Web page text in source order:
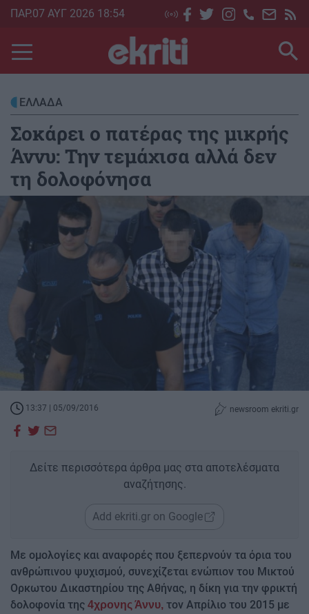
Skip
main
content
ΠΑΡ.07 ΑΥΓ 2026 18:54
ΕΛΛΑΔΑ
Σοκάρει ο πατέρας της μικρής
Άννυ: Την τεμάχισα αλλά δεν
τη δολοφόνησα
13:37 | 05/09/2016 newsroom ekriti.gr
Δείτε περισσότερα άρθρα μας στα αποτελέσματα
αναζήτησης.
Add ekriti.gr on Google
Με ομολογίες και αναφορές που ξεπερνούν τα όρια του
ανθρώπινου ψυχισμού, συνεχίζεται ενώπιον του Μικτού
Ορκωτου Δικαστηρίου της Αθήνας, η δίκη για την φρικτή
δολοφονία της 4χρονης Άννυ, τον Απρίλιο του 2015 με